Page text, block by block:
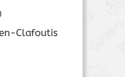
Clafoutis